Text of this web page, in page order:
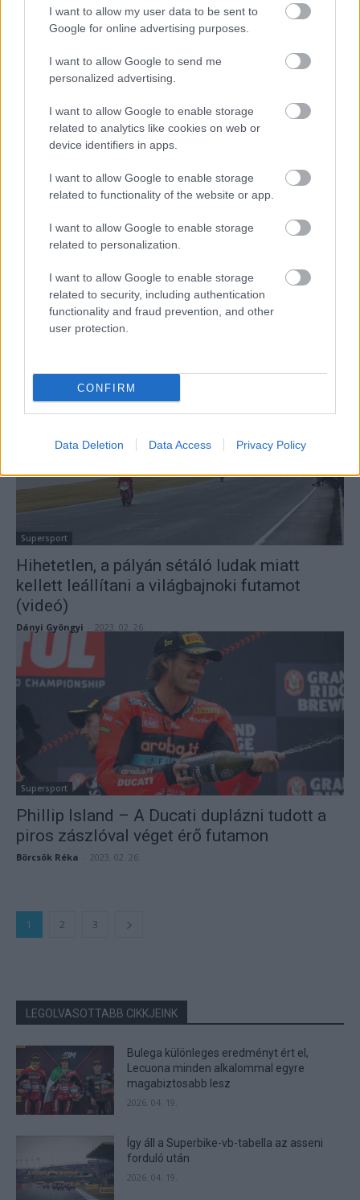
I want to allow my user data to be sent to
Google for online advertising purposes.
I want to allow Google to send me
personalized advertising.
I want to allow Google to enable storage
related to analytics like cookies on web or
device identifiers in apps.
I want to allow Google to enable storage
related to functionality of the website or app.
I want to allow Google to enable storage
related to personalization.
I want to allow Google to enable storage
related to security, including authentication
functionality and fraud prevention, and other
user protection.
CONFIRM
Data Deletion Data Access Privacy Policy
Supersport
Tartoltak az olaszok, de Yamaha győzelem
még mindig nem született
Börcsök Réka - 2023. 03. 05.
Supersport
Razgatlıoğlu védence első futamgyőzelmét
szerezte a szeszélyes indonéziai
Börcsök Réka - 2023. 03. 04.
Supersport
Hihetetlen, a pályán sétáló ludak miatt
kellett leállítani a világbajnoki futamot
(videó)
Dányi Gyöngyi 2023. 02. 26.
Supersport
Phillip Island – A Ducati duplázni tudott a
piros zászlóval véget érő futamon
Börcsök Réka 2023. 02. 26.
1 2 3
LEGOLVASOTTABB CIKKJEINK
Bulega különleges eredményt ért el,
Lecuona minden alkalommal egyre
magabiztosabb lesz
2026. 04. 19.
Így áll a Superbike-vb-tabella az asseni
forduló után
2026. 04. 19.